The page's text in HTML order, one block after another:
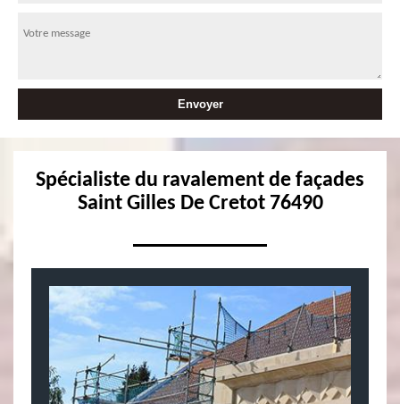
Spécialiste du ravalement de façades
Saint Gilles De Cretot 76490